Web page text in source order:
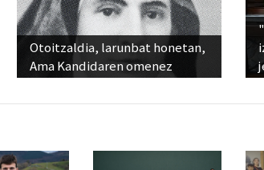
Otoitzaldia, larunbat honetan,
Ama Kandidaren omenez